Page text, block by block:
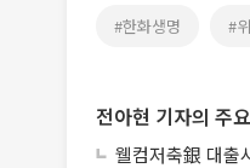
#한화생명 #
전아현 기자의 주
웰컴저축銀 대출